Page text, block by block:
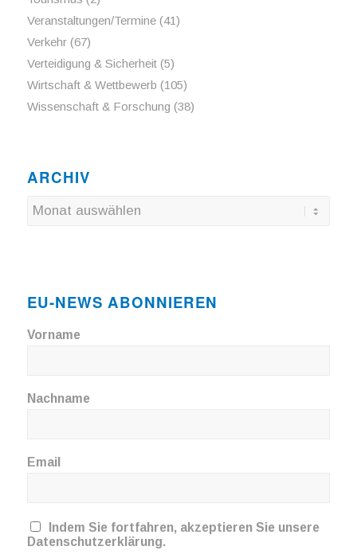
Veranstaltungen/Termine(41)
Verkehr(67)
Verteidigung & Sicherheit(5)
Wirtschaft & Wettbewerb (105)
Wissenschaft & Forschung (38)
ARCHIV
EU-NEWS ABONNIEREN
Vorname
Nachname
Email
Indem Sie fortfahren, akzeptieren Sie unsere
Datenschutzerklärung.